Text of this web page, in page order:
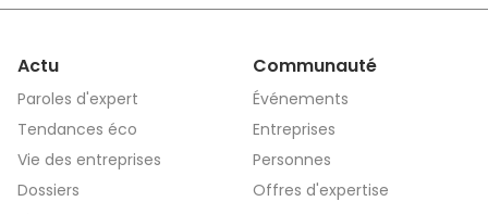
Actu
Paroles d'expert
Tendances éco
Vie des entreprises
Dossiers
Communauté
Événements
Entreprises
Personnes
Offres d'expertise